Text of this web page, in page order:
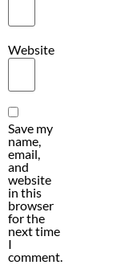
Website
Save my
name,
email,
and
website
in this
browser
for the
next time
I
comment.